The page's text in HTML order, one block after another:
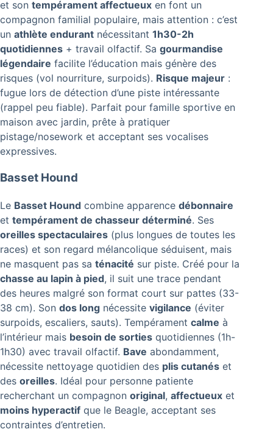
et son tempérament affectueux en font un
compagnon familial populaire, mais attention : c’est
un athlète endurant nécessitant 1h30-2h
quotidiennes + travail olfactif. Sa gourmandise
légendaire facilite l’éducation mais génère des
risques (vol nourriture, surpoids). Risque majeur :
fugue lors de détection d’une piste intéressante
(rappel peu fiable). Parfait pour famille sportive en
maison avec jardin, prête à pratiquer
pistage/nosework et acceptant ses vocalises
expressives.
Basset Hound
Le Basset Hound combine apparence débonnaire
et tempérament de chasseur déterminé. Ses
oreilles spectaculaires (plus longues de toutes les
races) et son regard mélancolique séduisent, mais
ne masquent pas sa ténacité sur piste. Créé pour la
chasse au lapin à pied, il suit une trace pendant
des heures malgré son format court sur pattes (33-
38 cm). Son dos long nécessite vigilance (éviter
surpoids, escaliers, sauts). Tempérament calme à
l’intérieur mais besoin de sorties quotidiennes (1h-
1h30) avec travail olfactif. Bave abondamment,
nécessite nettoyage quotidien des plis cutanés et
des oreilles. Idéal pour personne patiente
recherchant un compagnon original, affectueux et
moins hyperactif que le Beagle, acceptant ses
contraintes d’entretien.